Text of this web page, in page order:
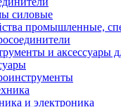
силовые
промышленные,
и аксессуары
и электроника